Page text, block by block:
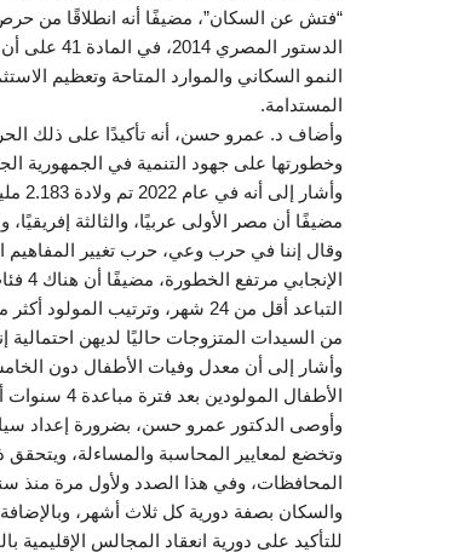
“فتش عن السكان”، مضيفًا أنه انطلاقًا من
الدستور
النمو السكاني والموارد المتاحة وتعظيم
المستدامة.
وأضاف د. عمرو حسن، أنه تأكيدًا على ذلك
وخطورتها على جهود التنمية في الجمهورية
مضيفًا أن مصر الأولى عربيًا، والثالثة إفريقيًا، والـ 14 عالميًا في عدد
وقال إننا في حرب وعي، حرب تغيير
من السيدات المتزوجات حاليًا لديهن
الأطفال المولودين بعد فترة مباعدة 4 سنوات أو أكثر.
وأوصى الدكتور عمرو حسن، بضرورة إعداد
وتخضع لمعايير المحاسبة والمساءلة، ويتحقق
المحافظات، وفي هذا الصدد ولأول مرة منذ
والسكان بصفة دورية كل ثلاث أشهر،
للتأكيد على دورية انعقاد المجالس الإقليمية